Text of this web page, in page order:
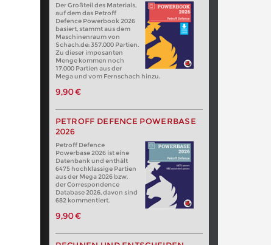
Der Großteil des Materials,
auf dem das Petroff
Defence Powerbook 2026
basiert, stammt aus dem
Maschinenraum von
Schach.de: 357.000 Partien.
Zu dieser imposanten
Menge kommen noch
17.000 Partien aus der
Mega und vom Fernschach hinzu.
9,90 €
PETROFF DEFENCE POWERBASE
2026
Petroff Defence
Powerbase 2026 ist eine
Datenbank und enthält
6475 hochklassige Partien
aus der Mega 2026 bzw.
der Correspondence
Database 2026, davon sind
682 kommentiert.
9,90 €